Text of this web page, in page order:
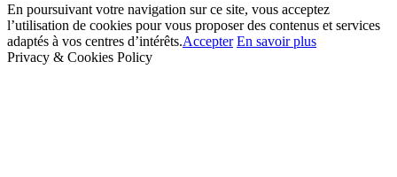
En poursuivant votre navigation sur ce site, vous acceptez
l’utilisation de cookies pour vous proposer des contenus et services
adaptés à vos centres d’intérêts.Accepter En savoir plus
Privacy & Cookies Policy